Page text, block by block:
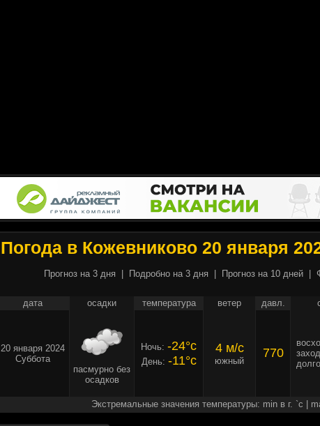
Погода в Кожевниково 20 января
Прогноз на 3 дня Подробно на 3 дня Прогноз на 10 дней
дата осадки температура ветер давл.
20 января 2024
Суббота
пасмурно без
осадков
Ночь: -24°c
День: -11°c
4 м/c
южный
770
Экстремальные значения температуры: min в г. `c |